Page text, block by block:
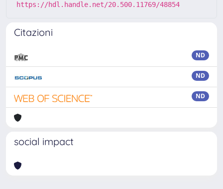
https://hdl.handle.net/20.500.11769/48854
Citazioni
ND
ND
ND
social impact